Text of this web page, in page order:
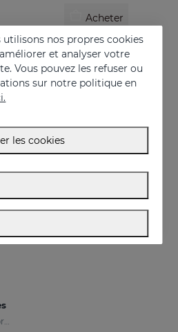
REPASKIN URBAN 365 Sensitive SPF50+
Écran solaire des peaux sensibles pour le visage
Acheter
30.95 €
Routine anti-taches avec protection solaire
utilisons nos propres cookies
et analyser votre
Vous pouvez les refuser ou
sur notre politique en
les cookies